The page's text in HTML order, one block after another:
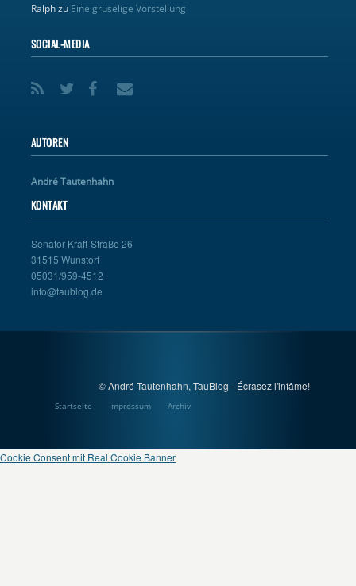
Ralphzu Eine gruselige Vorstellung
SOCIAL-MEDIA
AUTOREN
André Tautenhahn
KONTAKT
Senator-Kraft-Straße 26
31515 Wunstorf
05031/959-4512
info@taublog.de
© André Tautenhahn, TauBlog - Écrasez l'infâme!
Startseite Impressum Archiv
Cookie Consent mit Real Cookie Banner